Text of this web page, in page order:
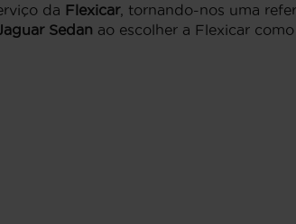
da Flexicar, tornando-nos uma
Sedan ao escolher a Flexicar